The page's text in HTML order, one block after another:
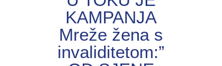
KAMPANJA
Mreže žena s
invaliditetom:”